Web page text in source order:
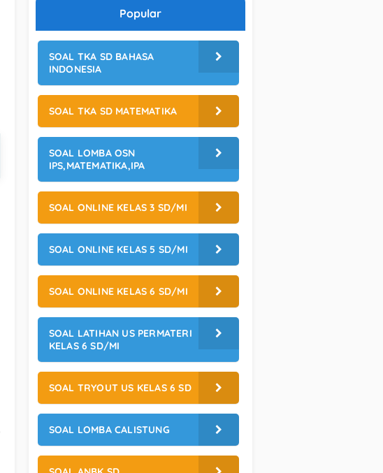
Popular
SOAL TKA SD BAHASA
INDONESIA
SOAL TKA SD MATEMATIKA
SOAL LOMBA OSN
IPS,MATEMATIKA,IPA
SOAL ONLINE KELAS 3 SD/MI
SOAL ONLINE KELAS 5 SD/MI
SOAL ONLINE KELAS 6 SD/MI
SOAL LATIHAN US PERMATERI
KELAS 6 SD/MI
SOAL TRYOUT US KELAS 6 SD
SOAL LOMBA CALISTUNG